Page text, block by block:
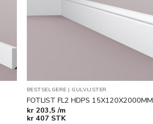
BESTSELGERE | GULVLISTER
FOTLIST FL2 HDPS 15X120X2000MM
kr203,5 /m
kr407 STK